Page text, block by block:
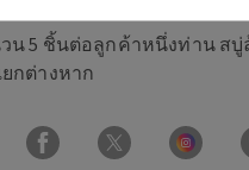
น 5 ชิ้นต่อลูกค้าหนึ่งท่าน สบู่
กต่างหาก